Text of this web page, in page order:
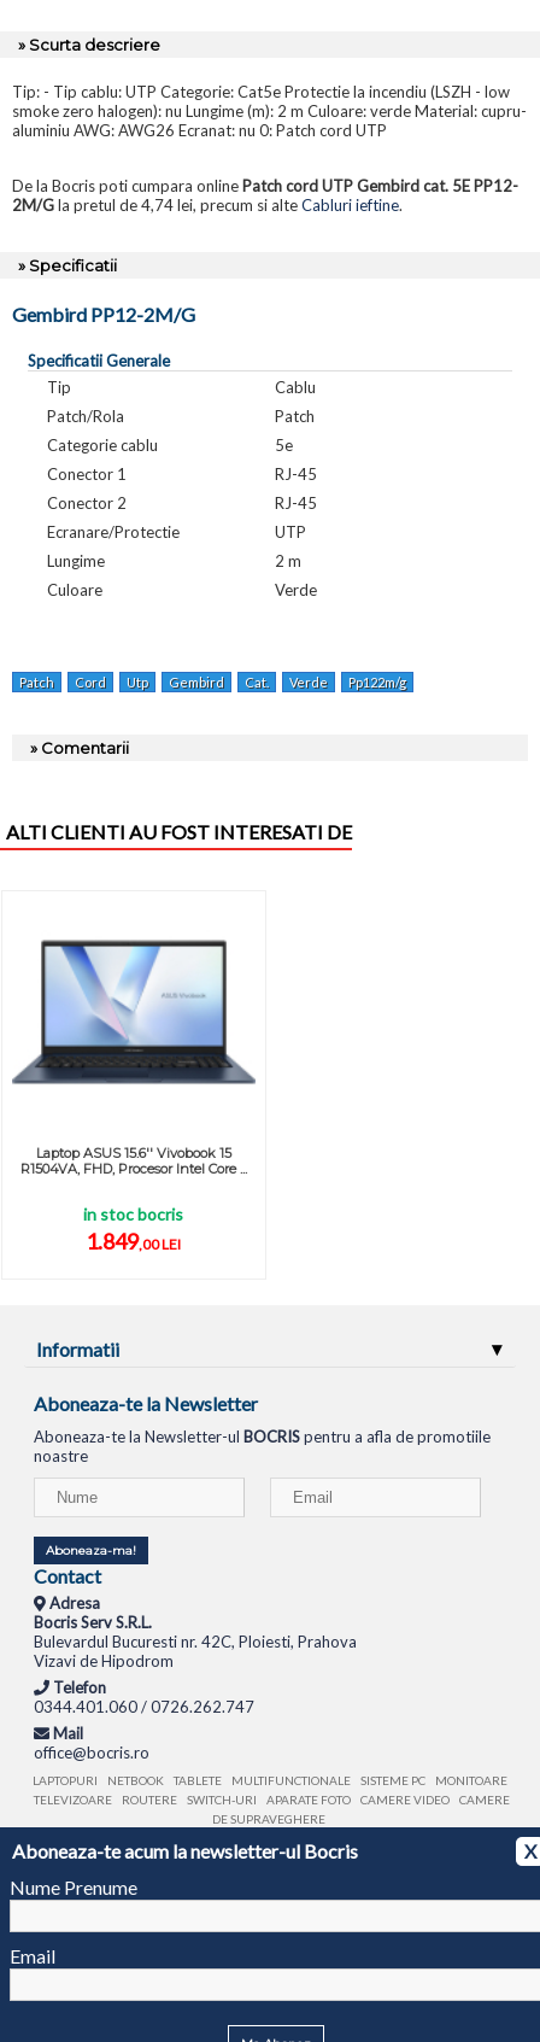
Aboneaza-te acum la newsletter-ul Bocris
X
Nume Prenume
Email
» Scurta descriere
Tip: - Tip cablu: UTP Categorie: Cat5e Protectie la incendiu (LSZH - low
smoke zero halogen): nu Lungime (m): 2 m Culoare: verde Material: cupru-
aluminiu AWG: AWG26 Ecranat: nu 0: Patch cord UTP
De la Bocris poti cumpara online Patch cord UTP Gembird cat. 5E PP12-
2M/Gla pretul de 4,74 lei, precum si alteCabluri ieftine.
» Specificatii
Gembird PP12-2M/G
Specificatii Generale
Tip
Cablu
Patch/Rola
Patch
Categorie cablu
5e
Conector 1
RJ-45
Conector 2
RJ-45
Ecranare/Protectie
UTP
Lungime
2 m
Culoare
Verde
Patch Cord Utp Gembird Cat. Verde Pp122m/g
» Comentarii
ALTI CLIENTI AU FOST INTERESATI DE
Laptop ASUS 15.6'' Vivobook 15
R1504VA, FHD, Procesor Intel Core ...
in stoc bocris
1.849,00 LEI
Informatii
Aboneaza-te la Newsletter
Aboneaza-te la Newsletter-ul BOCRISpentru a afla de promotiile
noastre
Aboneaza-ma!
Contact
Adresa
Bocris Serv S.R.L.
Bulevardul Bucuresti nr. 42C, Ploiesti, Prahova
Vizavi de Hipodrom
Telefon
0344.401.060 / 0726.262.747
Mail
office@bocris.ro
LAPTOPURI NETBOOK TABLETE MULTIFUNCTIONALE SISTEME PC
MONITOARE
TELEVIZOARE
ROUTERE SWITCH-URI APARATE FOTO CAMERE VIDEO
CAMERE
DE SUPRAVEGHERE